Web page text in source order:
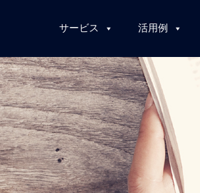
サービス 活用例